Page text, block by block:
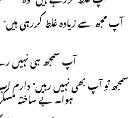
“آپ سمجھ ہی نہيں
ہوا۔ بے ساختہ